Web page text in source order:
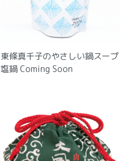
東條真千子のやさしい鍋スープ
塩鍋 Coming Soon